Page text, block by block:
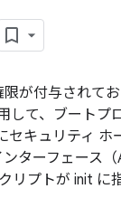
が付与されて
て、ブートプ
セキュリティ
ターフェース
リプトが init に